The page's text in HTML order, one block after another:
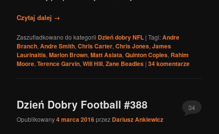
Czytaj dalej →
Zaszufladkowano do kategorii Dzień dobry NFL |Tagi:Andre
Branch,Andre Smith,Chris Carter,Chris Jones,James
Laurinaitis,Marlon Brown,Matt Asiata,Quinton Coples, Rahim
Moore,Terence Garvin,Will Hill,Zane Beadles |34komentarze
Dzień Dobry Football #388
Opublikowany4 marca 2016przez Dariusz Ankiewicz
34